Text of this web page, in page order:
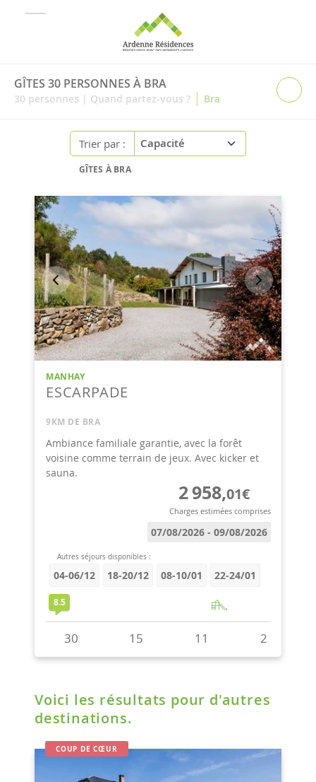
GÎTES 30 PERSONNES À BRA
30 personnes | Quand partez-vous ? | Bra
Trier par :
GÎTES À BRA
Voici les résultats pour d'autres
destinations.